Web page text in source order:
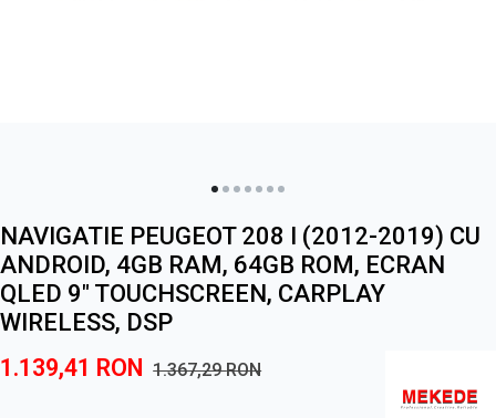
NAVIGATIE PEUGEOT 208 I (2012-2019) CU
ANDROID, 4GB RAM, 64GB ROM, ECRAN
QLED 9" TOUCHSCREEN, CARPLAY
WIRELESS, DSP
1.139,41 RON 1.367,29RON